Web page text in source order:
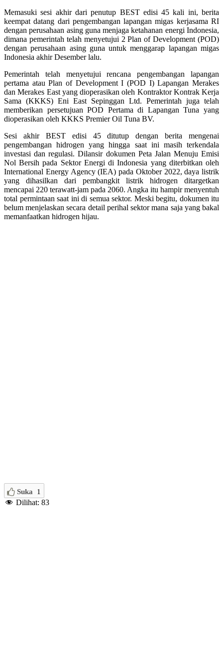
Memasuki sesi akhir dari penutup BEST edisi 45 kali ini, berita
keempat datang dari pengembangan lapangan migas kerjasama RI
dengan perusahaan asing guna menjaga ketahanan energi Indonesia,
dimana pemerintah telah menyetujui 2 Plan of Development (POD)
dengan perusahaan asing guna untuk menggarap lapangan migas
Indonesia akhir Desember lalu.
Pemerintah telah menyetujui rencana pengembangan lapangan
pertama atau Plan of Development I (POD I) Lapangan Merakes
dan Merakes East yang dioperasikan oleh Kontraktor Kontrak Kerja
Sama (KKKS) Eni East Sepinggan Ltd. Pemerintah juga telah
memberikan persetujuan POD Pertama di Lapangan Tuna yang
dioperasikan oleh KKKS Premier Oil Tuna BV.
Sesi akhir BEST edisi 45 ditutup dengan berita mengenai
pengembangan hidrogen yang hingga saat ini masih terkendala
investasi dan regulasi. Dilansir dokumen Peta Jalan Menuju Emisi
Nol Bersih pada Sektor Energi di Indonesia yang diterbitkan oleh
International Energy Agency (IEA) pada Oktober 2022, daya listrik
yang dihasilkan dari pembangkit listrik hidrogen ditargetkan
mencapai 220 terawatt-jam pada 2060. Angka itu hampir menyentuh
total permintaan saat ini di semua sektor. Meski begitu, dokumen itu
belum menjelaskan secara detail perihal sektor mana saja yang bakal
memanfaatkan hidrogen hijau.
Suka 1
Dilihat: 83